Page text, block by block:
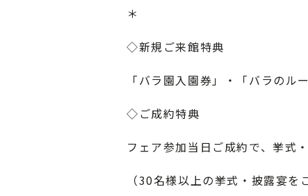
＊
◇新規ご来館特典
「バラ園入園券」・「バラのル
◇ご成約特典
フェア参加当日ご成約で、挙式
（30名様以上の挙式・披露宴を